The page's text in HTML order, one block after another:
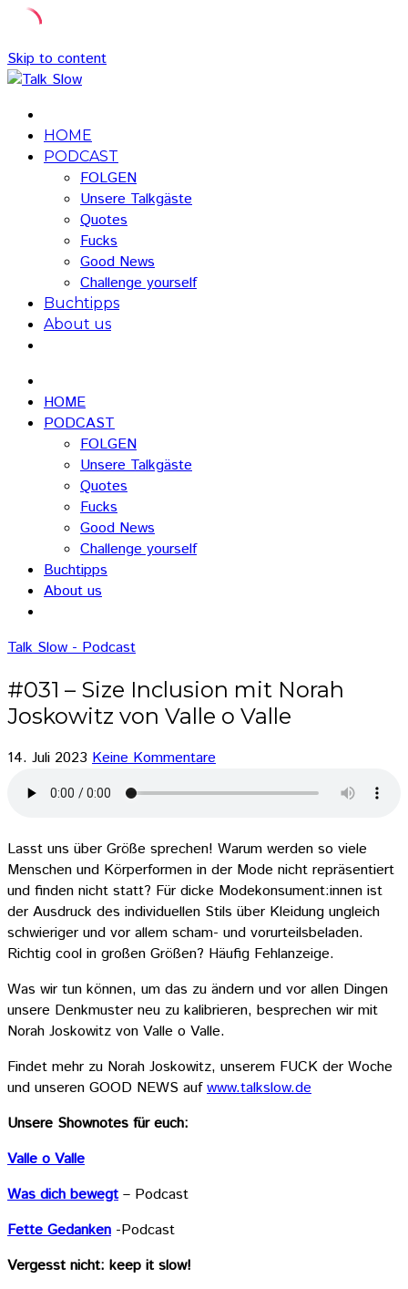
Skip to content
HOME
PODCAST
FOLGEN
Unsere Talkgäste
Quotes
Fucks
Good News
Challenge yourself
Buchtipps
About us
HOME
PODCAST
FOLGEN
Unsere Talkgäste
Quotes
Fucks
Good News
Challenge yourself
Buchtipps
About us
Talk Slow - Podcast
#031 – Size Inclusion mit Norah
Joskowitz von Valle o Valle
14. Juli 2023 Keine Kommentare
Lasst uns über Größe sprechen! Warum werden so viele
Menschen und Körperformen in der Mode nicht repräsentiert
und finden nicht statt? Für dicke Modekonsument:innen ist
der Ausdruck des individuellen Stils über Kleidung ungleich
schwieriger und vor allem scham- und vorurteilsbeladen.
Richtig cool in großen Größen? Häufig Fehlanzeige.
Was wir tun können, um das zu ändern und vor allen Dingen
unsere Denkmuster neu zu kalibrieren, besprechen wir mit
Norah Joskowitz von Valle o Valle.
Findet mehr zu Norah Joskowitz, unserem FUCK der Woche
und unseren GOOD NEWS auf⁠⁠⁠www.talkslow.de⁠⁠⁠
Unsere Shownotes für euch:
Valle o Valle
Was dich bewegt– Podcast
Fette Gedanken -Podcast
Vergesst nicht: keep it slow!